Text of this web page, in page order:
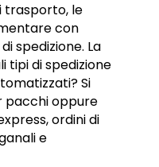
trasporto, le
con
spedizione. La
tipi di spedizione
Si
oppure
ordini di
e